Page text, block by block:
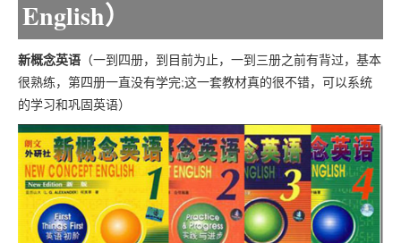
English）
新概念英语 （一到四册，到目前为止，一到三册之前有背过，基本
很熟练，第四册一直没有学完;这一套教材真的很不错，可以系统
的学习和巩固英语）